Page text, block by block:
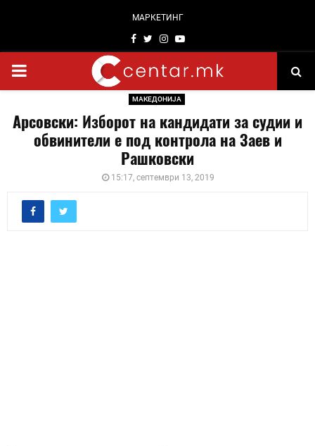
МАРКЕТИНГ
Facebook
TwitterInstagram
Youtube
PRIMARY
МАКЕДОНИЈА
Арсовски: Изборот на кандидати за судии и
обвинители е под контрола на Заев и
Рашковски
15:17, септември 13, 2019